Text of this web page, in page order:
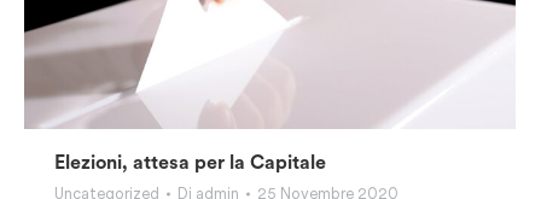
Elezioni, attesa per la Capitale
Uncategorized Di admin 25 Novembre 2020